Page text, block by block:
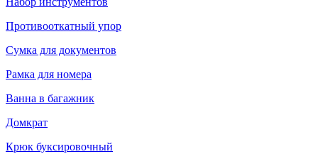
Противооткатный упор
Сумка для документов
Рамка для номера
Ванна в багажник
Домкрат
Крюк буксировочный